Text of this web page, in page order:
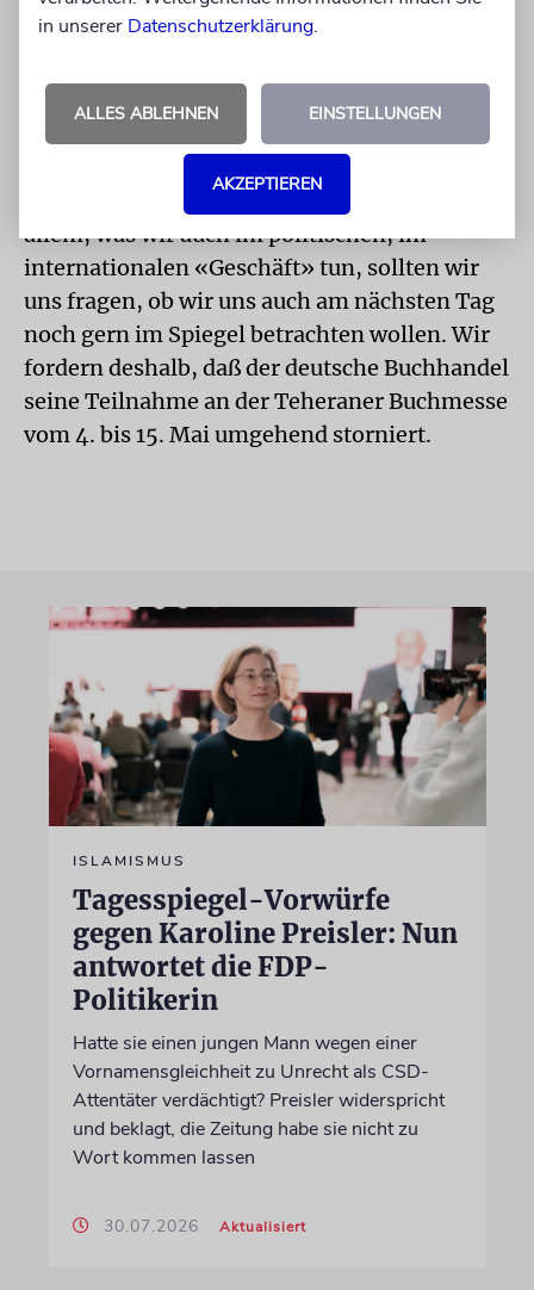
Boykott entschieden, die anderen Staaten
Wir sollten den Wert von symbolischen
Handlungen nicht gering schätzen. Sie
werden um so mehr wahrgenommen, je mehr
allem, was wir auch im politischen, im
internationalen «Geschäft» tun, sollten wir
uns fragen, ob wir uns auch am nächsten Tag
noch gern im Spiegel betrachten wollen. Wir
fordern deshalb, daß der deutsche Buchhandel
seine Teilnahme an der Teheraner Buchmesse
vom 4. bis 15. Mai umgehend storniert.
ISLAMISMUS
Tagesspiegel-Vorwürfe
gegen Karoline Preisler: Nun
antwortet die FDP-
Politikerin
Hatte sie einen jungen Mann wegen einer
Vornamensgleichheit zu Unrecht als CSD-
Attentäter verdächtigt? Preisler widerspricht
und beklagt, die Zeitung habe sie nicht zu
Wort kommen lassen
30.07.2026 Aktualisiert
in unserer Datenschutzerklärung.
ALLES ABLEHNEN EINSTELLUNGEN
AKZEPTIEREN